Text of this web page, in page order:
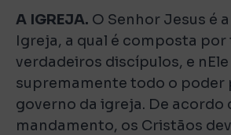
A IGREJA. O Senhor Jesus é
Igreja, a qual é composta por
verdadeiros discípulos, e
supremamente todo o poder
governo da igreja. De acordo
mandamento, os Cristãos